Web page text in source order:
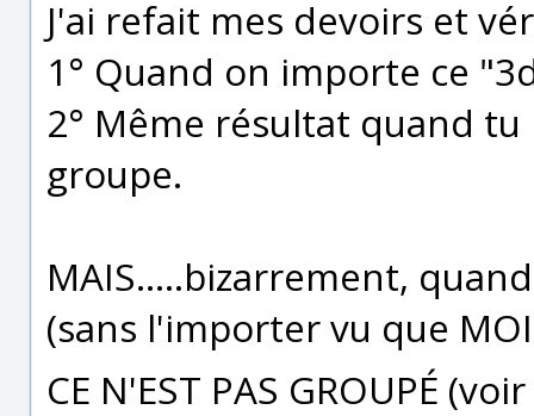
J'ai refait mes devoirs et
1° Quand on importe ce
2° Même résultat quand
groupe.
MAIS.....bizarrement,
(sans l'importer vu que
CE N'EST PAS GROUPÉ